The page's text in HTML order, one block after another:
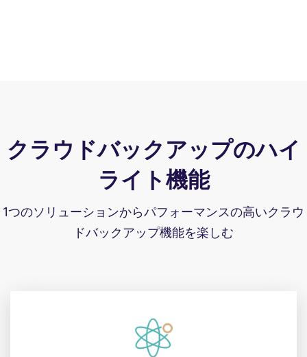
クラウドバックアップのハイ
ライト機能
1つのソリューションからパフォーマンスの高いクラウ
ドバックアップ機能を楽しむ